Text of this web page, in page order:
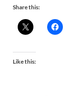
Share this:
Like this: